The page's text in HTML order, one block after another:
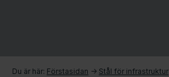
Du är här: Förstasidan -> Stål för infrastruktur